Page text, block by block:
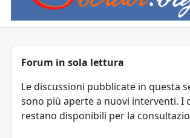
Forum in sola lettura
Le discussioni pubblicate in questa
sono più aperte a nuovi interventi. I
restano disponibili per la